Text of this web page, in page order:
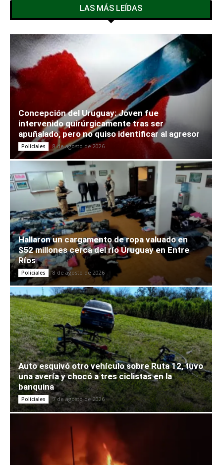
LAS MÁS LEÍDAS
Concepción del Uruguay: Joven fue
intervenido quirúrgicamente tras ser
apuñalado, pero no quiso identificar al agresor
Policiales 8 de agosto de 2026
Hallaron un cargamento de ropa valuado en
$52 millones cerca del río Uruguay en Entre
Ríos
Policiales 8 de agosto de 2026
Auto esquivó otro vehículo sobre Ruta 12, tuvo
una avería y chocó a tres ciclistas en la
banquina
Policiales 7 de agosto de 2026